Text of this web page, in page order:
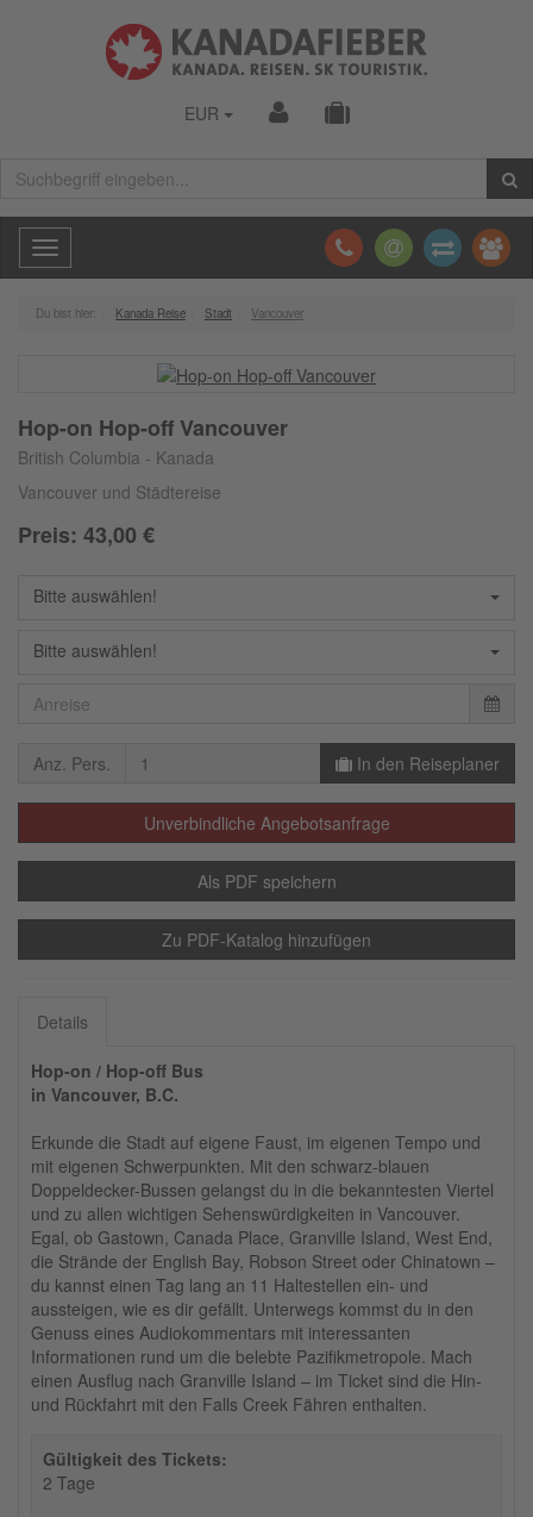
EUR
Toggle
navigation
Du bist hier: Kanada Reise Stadt Vancouver
Hop-on Hop-off Vancouver
British Columbia - Kanada
Vancouver und Städtereise
Preis: 43,00 €
Bitte auswählen!
Bitte auswählen!
Anz. Pers. In den Reiseplaner
Unverbindliche Angebotsanfrage
Als PDF speichern
Zu PDF-Katalog hinzufügen
Details
Hop-on / Hop-off Bus
in Vancouver, B.C.
Erkunde die Stadt auf eigene Faust, im eigenen Tempo und
mit eigenen Schwerpunkten. Mit den schwarz-blauen
Doppeldecker-Bussen gelangst du in die bekanntesten Viertel
und zu allen wichtigen Sehenswürdigkeiten in Vancouver.
Egal, ob Gastown, Canada Place, Granville Island, West End,
die Strände der English Bay, Robson Street oder Chinatown –
du kannst einen Tag lang an 11 Haltestellen ein- und
aussteigen, wie es dir gefällt. Unterwegs kommst du in den
Genuss eines Audiokommentars mit interessanten
Informationen rund um die belebte Pazifikmetropole. Mach
einen Ausflug nach Granville Island – im Ticket sind die Hin-
und Rückfahrt mit den Falls Creek Fähren enthalten.
Gültigkeit des Tickets:
2 Tage